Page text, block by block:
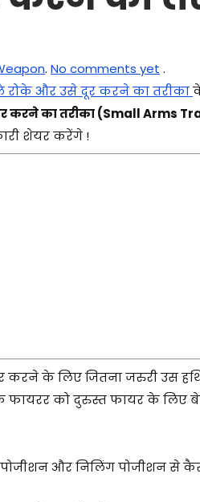
. No comments yet .
रोके और उसे दूर करने का तरीका
करने का तरीका (Small Arms
शेयर करेंगे !
के लिए जितना जरुरी उस
को दुरुस्त फायर के लिए
और निलिंग पोजीशन से